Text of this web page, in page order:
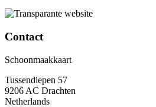
Contact
Schoonmaakkaart
Tussendiepen 57
9206 AC Drachten
Netherlands